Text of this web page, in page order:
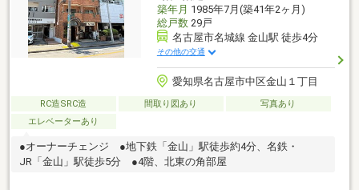
築年月 1985年7月(築41年2ヶ月)
総戸数29戸
名古屋市名城線 金山駅 徒歩4分
その他の交通
愛知県名古屋市中区金山１丁目
RC造SRC造 間取り図あり
写真あり
エレベーターあり
●オーナーチェンジ ●地下鉄「金山」駅徒歩約4分、名鉄・
JR「金山」駅徒歩5分 ●4階、北東の角部屋